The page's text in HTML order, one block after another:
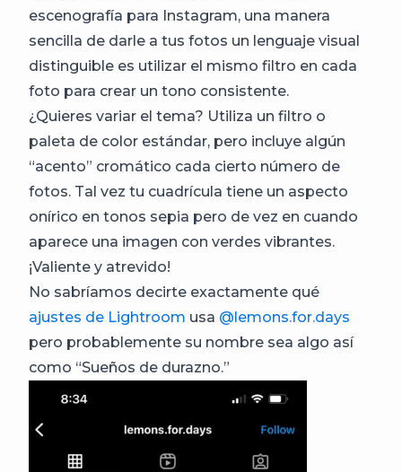
escenografía para Instagram, una manera
sencilla de darle a tus fotos un lenguaje visual
distinguible es utilizar el mismo filtro en cada
foto para crear un tono consistente.
¿Quieres variar el tema? Utiliza un filtro o
paleta de color estándar, pero incluye algún
“acento” cromático cada cierto número de
fotos. Tal vez tu cuadrícula tiene un aspecto
onírico en tonos sepia pero de vez en cuando
aparece una imagen con verdes vibrantes.
¡Valiente y atrevido!
No sabríamos decirte exactamente qué
ajustes de Lightroom usa @lemons.for.days
pero probablemente su nombre sea algo así
como “Sueños de durazno.”